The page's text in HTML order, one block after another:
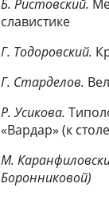
Б. Ристовский.
славистике
Г. Тодоровский.
Г. Старделов.
Р. Усикова.
«Вардар» (к
М.
Боронниковой)